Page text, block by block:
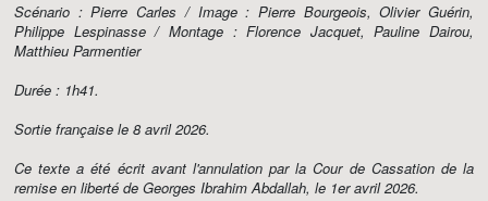
Scénario : Pierre Carles / Image : Pierre Bourgeois, Olivier Guérin,
Philippe Lespinasse / Montage : Florence Jacquet, Pauline Dairou,
Matthieu Parmentier
Durée : 1h41.
Sortie française le 8 avril 2026.
Ce texte a été écrit avant l'annulation par la Cour de Cassation de la
remise en liberté de Georges Ibrahim Abdallah, le 1er avril 2026.